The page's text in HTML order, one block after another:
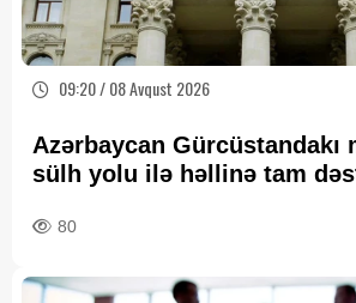
09:20 / 08 Avqust 2026
Azərbaycan Gürcüstandakı
sülh yolu ilə həllinə tam
80